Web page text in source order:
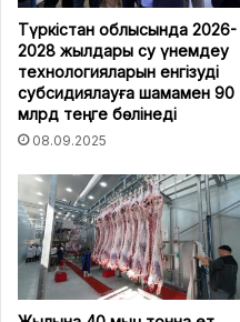
Түркістан облысында 2026-
2028 жылдары су үнемдеу
технологияларын енгізуді
субсидиялауға шамамен 90
млрд теңге бөлінеді
08.09.2025